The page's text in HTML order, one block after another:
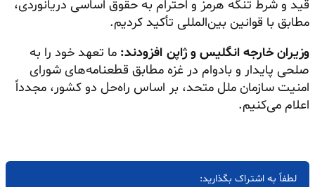
قید و شرط تنگه هرمز و احترام به حقوق اساسی دریانوردی،
مطابق با قوانین بین‌المللی تأکید کردیم.
وزیران خارجه انگلیس و ژاپن افزودند: ما تعهد خود را به
صلحی پایدار و بادوام در غزه مطابق قطعنامه‌های شورای
امنیت سازمان ملل متحد، بر اساس راه‌حل دو کشور، مجدداً
اعلام می‌کنیم.
لطفاً به اشتراک بگذارید: